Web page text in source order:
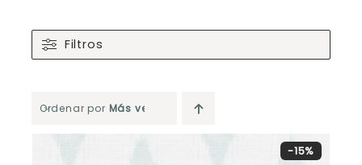
Filtros
Ordenar por Más vendido
-15%